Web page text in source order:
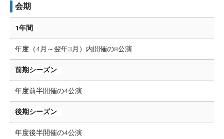
会期
1年間
年度（4月～翌年3月）内開催の8公演
前期シーズン
年度前半開催の4公演
後期シーズン
年度後半開催の4公演